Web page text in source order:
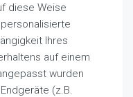
diese Weise
Ihres
auf einem
wurden
(z.B.